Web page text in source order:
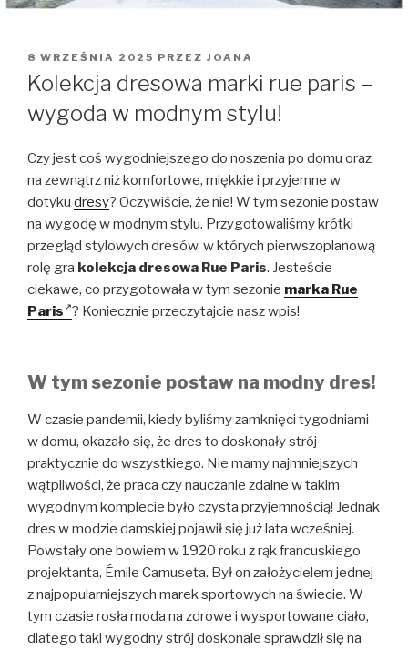
OPUBLIKOWANE
W
8 WRZEŚNIA 2025 PRZEZ JOANA
Kolekcja dresowa marki rue paris –
wygoda w modnym stylu!
Czy jest coś wygodniejszego do noszenia po domu oraz
na zewnątrz niż komfortowe, miękkie i przyjemne w
dotyku dresy? Oczywiście, że nie! W tym sezonie postaw
na wygodę w modnym stylu. Przygotowaliśmy krótki
przegląd stylowych dresów, w których pierwszoplanową
rolę gra kolekcja dresowa Rue Paris. Jesteście
ciekawe, co przygotowała w tym sezonie marka Rue
Paris ? Koniecznie przeczytajcie nasz wpis!
W tym sezonie postaw na modny dres!
W czasie pandemii, kiedy byliśmy zamknięci tygodniami
w domu, okazało się, że dres to doskonały strój
praktycznie do wszystkiego. Nie mamy najmniejszych
wątpliwości, że praca czy nauczanie zdalne w takim
wygodnym komplecie było czysta przyjemnością! Jednak
dres w modzie damskiej pojawił się już lata wcześniej.
Powstały one bowiem w 1920 roku z rąk francuskiego
projektanta, Émile Camuseta. Był on założycielem jednej
z najpopularniejszych marek sportowych na świecie. W
tym czasie rosła moda na zdrowe i wysportowane ciało,
dlatego taki wygodny strój doskonale sprawdził się na